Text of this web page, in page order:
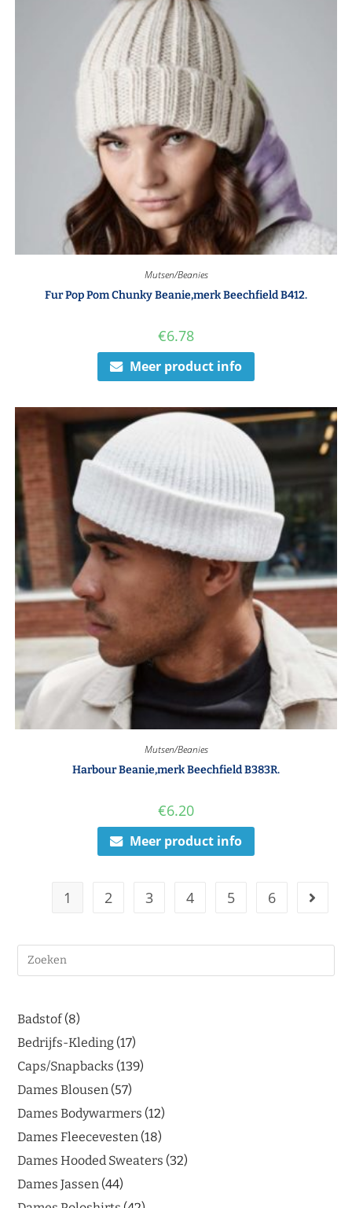
Mutsen/Beanies
Fur Pop Pom Chunky Beanie,merk Beechfield B412.
€6.78
Meer product info
Mutsen/Beanies
Harbour Beanie,merk Beechfield B383R.
€6.20
Meer product info
1 2 3 4 5 6
Badstof 8
Bedrijfs-Kleding 17
Caps/Snapbacks 139
Dames Blousen 57
Dames Bodywarmers 12
Dames Fleecevesten 18
Dames Hooded Sweaters 32
Dames Jassen 44